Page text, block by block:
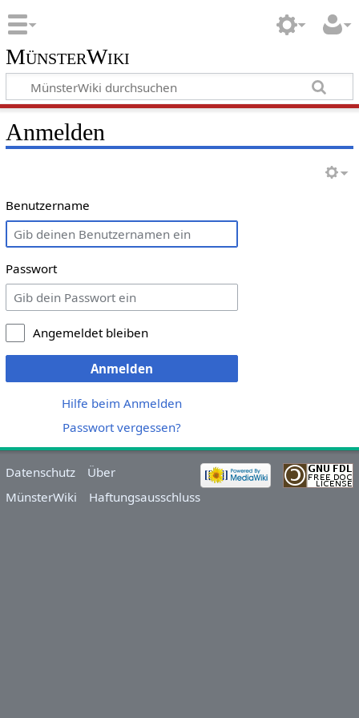
MünsterWiki
Anmelden
Benutzername
Passwort
Angemeldet bleiben
Anmelden
Hilfe beim Anmelden
Passwort vergessen?
Datenschutz
Über
MünsterWiki
Haftungsausschluss